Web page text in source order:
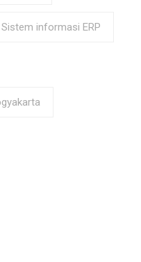
Sistem informasi ERP